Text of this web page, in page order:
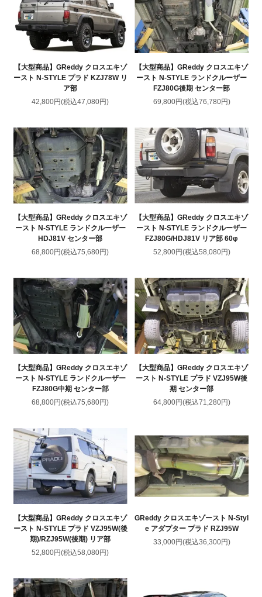
【大型商品】GReddy クロスエキゾ
ースト N-STYLE プラド KZJ78W リ
ア部
42,800円(税込47,080円)
【大型商品】GReddy クロスエキゾ
ースト N-STYLE ランドクルーザー
FZJ80G後期 センター部
69,800円(税込76,780円)
【大型商品】GReddy クロスエキゾ
ースト N-STYLE ランドクルーザー
HDJ81V センター部
68,800円(税込75,680円)
【大型商品】GReddy クロスエキゾ
ースト N-STYLE ランドクルーザー
FZJ80G/HDJ81V リア部 60φ
52,800円(税込58,080円)
【大型商品】GReddy クロスエキゾ
ースト N-STYLE ランドクルーザー
FZJ80G中期 センター部
68,800円(税込75,680円)
【大型商品】GReddy クロスエキゾ
ースト N-STYLE プラド VZJ95W後
期 センター部
64,800円(税込71,280円)
【大型商品】GReddy クロスエキゾ
ースト N-STYLE プラド VZJ95W(後
期)/RZJ95W(後期) リア部
52,800円(税込58,080円)
GReddy クロスエキゾースト N-Styl
e アダプター プラド RZJ95W
33,000円(税込36,300円)